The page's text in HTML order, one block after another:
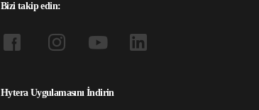
Bizi takip edin:
Hytera Uygulamasını İndirin